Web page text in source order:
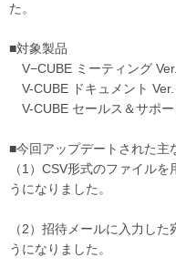
た。
■対象製品
V−CUBE ミーティング
V-CUBE ドキュメント
V-CUBE セールス＆サポ
■今回アップデートされた主
（1）CSV形式のファイル
うになりました。
（2）招待メールに入力し
うになりました。